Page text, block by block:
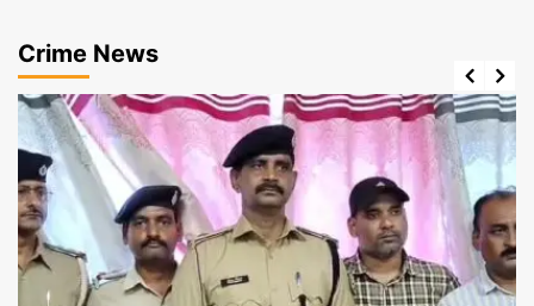
Crime News